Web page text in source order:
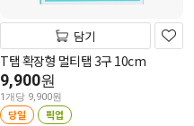
담기
T탭 확장형 멀티탭 3구 10cm
9,900원
1개당 9,900원
당일 픽업